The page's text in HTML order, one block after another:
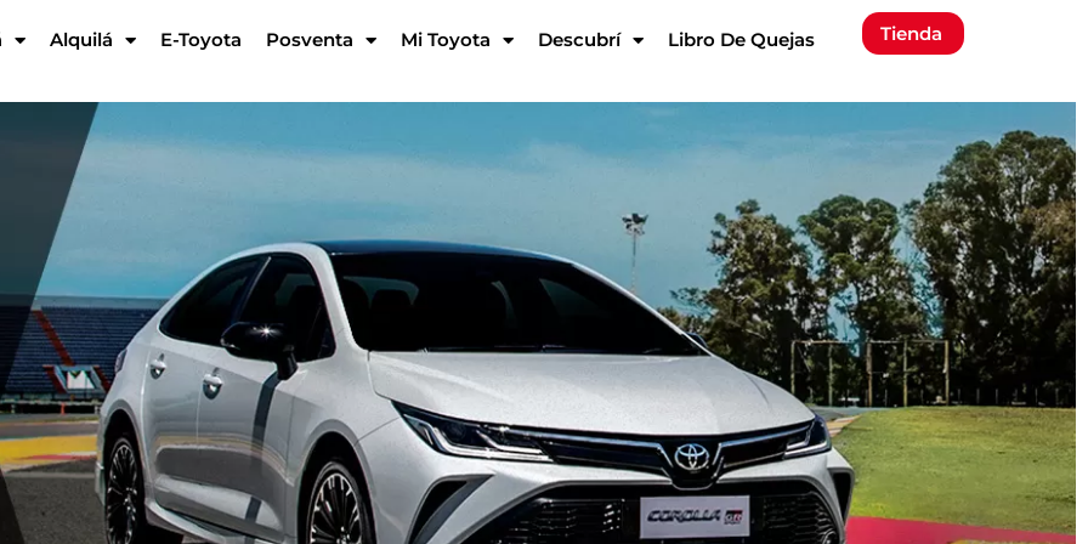
Alquilá E-Toyota Posventa Mi Toyota Descubrí Libro De Quejas Tienda